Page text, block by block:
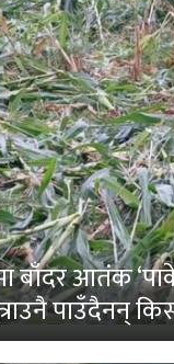
बाँदर आतंक
पाउँदैनन्